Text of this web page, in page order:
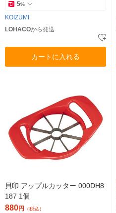
5%
KOIZUMI
LOHACOから発送
カートに入れる
貝印 アップルカッター 000DH8
187 1個
880円 （税込）